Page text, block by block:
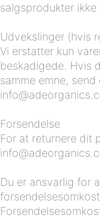
salgsprodukter ikke
Udvekslinger (hvis
Vi erstatter kun
beskadigede. Hvis
samme emne, send
Forsendelse
For at returnere dit
Du er ansvarlig for